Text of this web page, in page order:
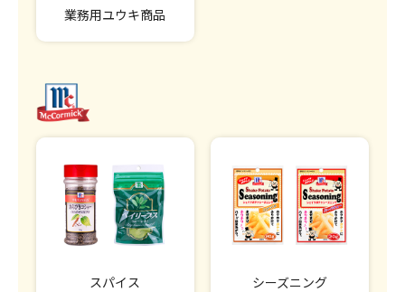
業務用ユウキ商品
スパイス シーズニング